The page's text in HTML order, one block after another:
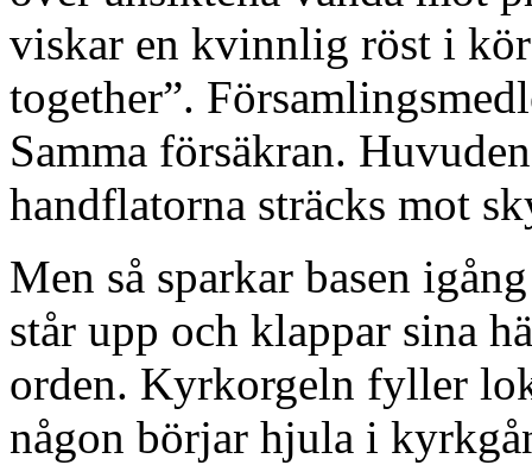
viskar en kvinnlig röst i
together”.
Samma försäkran.
handflatorna sträcks mot
Men så sparkar basen
står upp och klappar sina
orden. Kyrkorgeln fyller
någon börjar hjula i